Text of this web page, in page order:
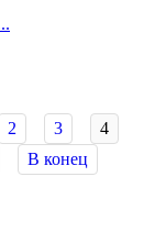
2 3
4
В конец